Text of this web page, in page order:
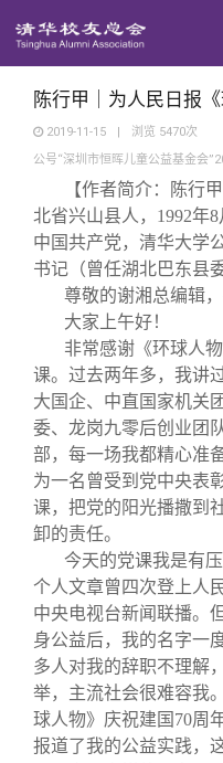
西南
义工
新媒
青春
校友文
校友
校友
校友服务
终身
信息
三创
实用
校友总会
总会
会长
总会
理事
关闭
陈行甲｜为人民日报
2019-11-15 | 浏览 5470次
公号“深圳市恒晖儿童公益基金会
【作者简介：陈行
北省兴山县人，1992年
中国共产党，清华大学
书记（曾任湖北巴东县
尊敬的谢湘总编辑
大家上午好！
非常感谢《环球人
课。过去两年多，我讲
大国企、中直国家机关
委、龙岗九零后创业团
部，每一场我都精心准
为一名曾受到党中央表
课，把党的阳光播撒到
卸的责任。
今天的党课我是有
个人文章曾四次登上人
中央电视台新闻联播。
身公益后，我的名字一
多人对我的辞职不理解
举，主流社会很难容我
球人物》庆祝建国70周
报道了我的公益实践，